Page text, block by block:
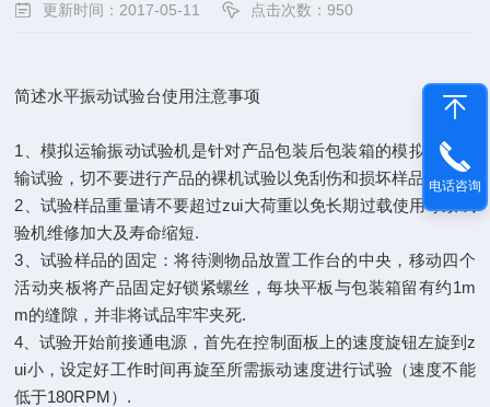
更新时间：2017-05-11 点击次数：950
简述水平振动试验台使用注意事项
1、模拟运输振动试验机是针对产品包装后包装箱的模拟汽车运
输试验，切不要进行产品的裸机试验以免刮伤和损坏样品.
2、试验样品重量请不要超过zui大荷重以免长期过载使用导致试
验机维修加大及寿命缩短.
3、试验样品的固定：将待测物品放置工作台的中央，移动四个
活动夹板将产品固定好锁紧螺丝，每块平板与包装箱留有约1m
m的缝隙，并非将试品牢牢夹死.
4、试验开始前接通电源，首先在控制面板上的速度旋钮左旋到z
ui小，设定好工作时间再旋至所需振动速度进行试验（速度不能
低于180RPM）.
电话咨询